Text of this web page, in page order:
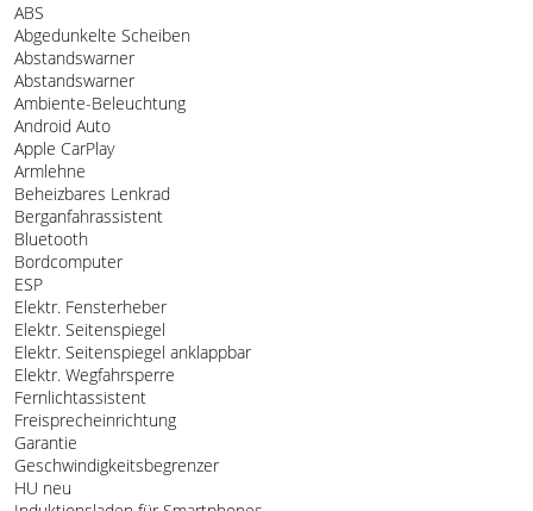
ABS
Abgedunkelte Scheiben
Abstandswarner
Abstandswarner
Ambiente-Beleuchtung
Android Auto
Apple CarPlay
Armlehne
Beheizbares Lenkrad
Berganfahrassistent
Bluetooth
Bordcomputer
ESP
Elektr. Fensterheber
Elektr. Seitenspiegel
Elektr. Seitenspiegel anklappbar
Elektr. Wegfahrsperre
Fernlichtassistent
Freisprecheinrichtung
Garantie
Geschwindigkeitsbegrenzer
HU neu